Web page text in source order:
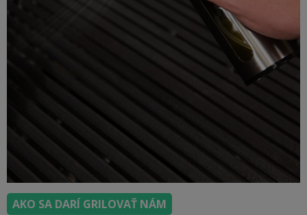
AKO SA DARÍ GRILOVAŤ NÁM